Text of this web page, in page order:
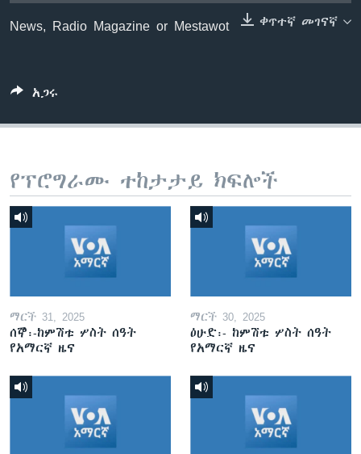
ቀጥተኛ መገናኛ
News, Radio Magazine or Mestawot
አጋሩ
የፕሮግራሙ ተከታታይ ክፍሎች
ማርች 31, 2025
ሰኞ፡-ከምሽቱ ሦስት ሰዓት
የአማርኛ ዜና
ማርች 30, 2025
ዕሁድ፡- ከምሽቱ ሦስት ሰዓት
የአማርኛ ዜና